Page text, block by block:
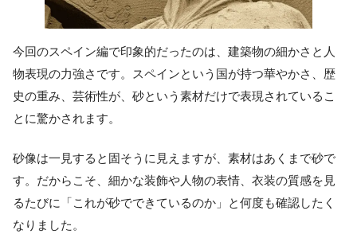
今回のスペイン編で印象的だったのは、建築物の細かさと人
物表現の力強さです。スペインという国が持つ華やかさ、歴
史の重み、芸術性が、砂という素材だけで表現されているこ
とに驚かされます。
砂像は一見すると固そうに見えますが、素材はあくまで砂で
す。だからこそ、細かな装飾や人物の表情、衣装の質感を見
るたびに「これが砂でできているのか」と何度も確認したく
なりました。